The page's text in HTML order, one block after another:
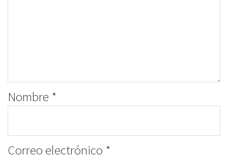
Nombre *
Correo electrónico *